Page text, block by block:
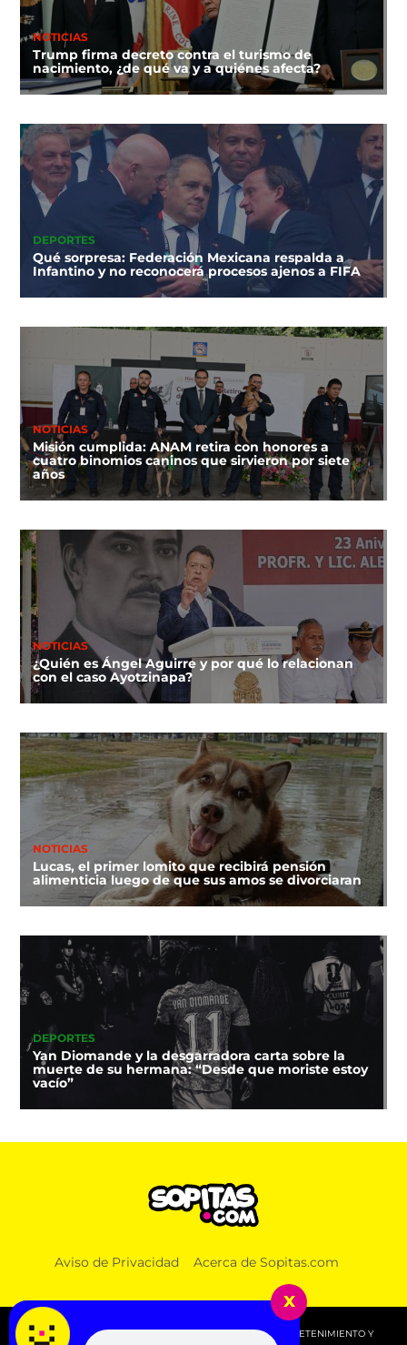
NOTICIAS
Trump firma decreto contra el turismo de
nacimiento, ¿de qué va y a quiénes afecta?
DEPORTES
Qué sorpresa: Federación Mexicana respalda a
Infantino y no reconocerá procesos ajenos a FIFA
NOTICIAS
Misión cumplida: ANAM retira con honores a
cuatro binomios caninos que sirvieron por siete
años
NOTICIAS
¿Quién es Ángel Aguirre y por qué lo relacionan
con el caso Ayotzinapa?
NOTICIAS
Lucas, el primer lomito que recibirá pensión
alimenticia luego de que sus amos se divorciaran
DEPORTES
Yan Diomande y la desgarradora carta sobre la
muerte de su hermana: “Desde que moriste estoy
vacío”
Aviso de Privacidad Acerca de Sopitas.com
© 2026 SOPITAS.COM - MÚSICA, NOTICIAS, DEPORTES, ENTRETENIMIENTO Y
x